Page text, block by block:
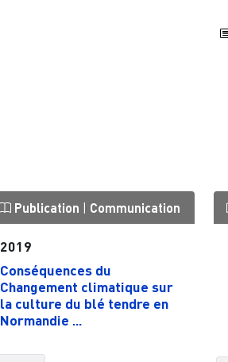
Publication Communication
2019
Conséquences du
Changement climatique sur
la culture du blé tendre en
Normandie ...